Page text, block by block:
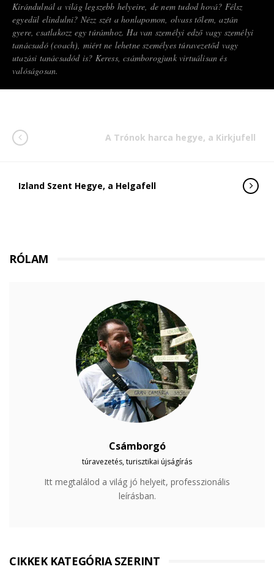
Kirándulnál a világ legszebb helyeire, de nem tudod hová? Félsz
egyedül elindulni? Nézz szét a honlapomon, olvass tőlem, aztán
gyere, csatlakozz egy túrámhoz. Ha van személyi edző vagy személyi
tanácsadó (coach), miért ne lehetne személyes túravezetőd vagy
utazási tanácsadód is? Keress, csámborogjunk virtuálisan és
valóságosan.
A Trónok harca hegye, a Kirkjufell
Izland Szent Hegye, a Helgafell
RÓLAM
Csámborgó
túravezetés, turisztikai újságírás
Itt megtalálod a világ jó helyeit, professzionális
leírásban.
CIKKEK KATEGÓRIA SZERINT